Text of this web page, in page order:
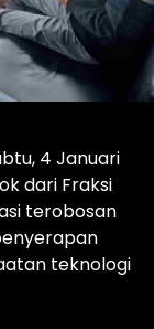
4 Januari
dari Fraksi
terobosan
teknologi